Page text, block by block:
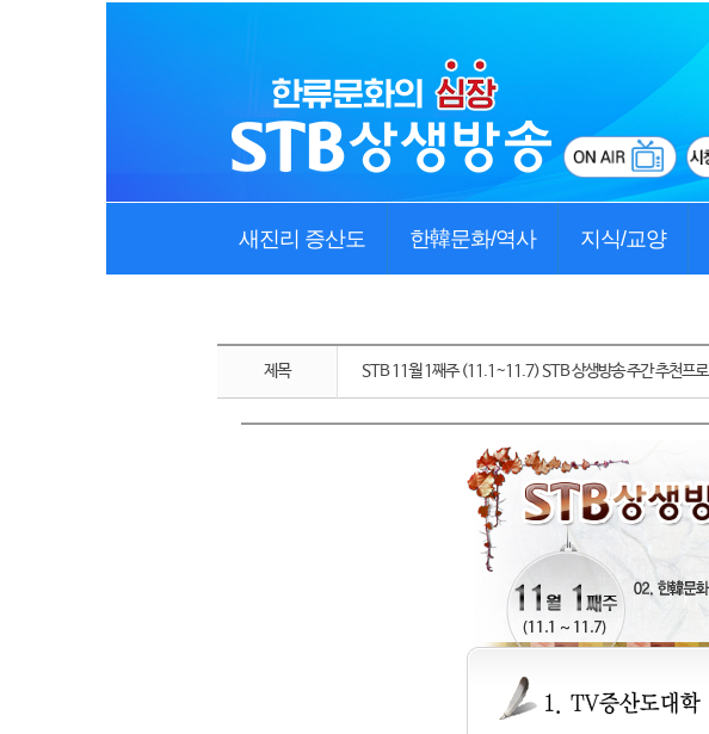
새진리 증산도 한韓문화/역사 지식/교양
제목 STB 11월 1째주 (11.1~11.7) STB 상생방송 주간 추천프로